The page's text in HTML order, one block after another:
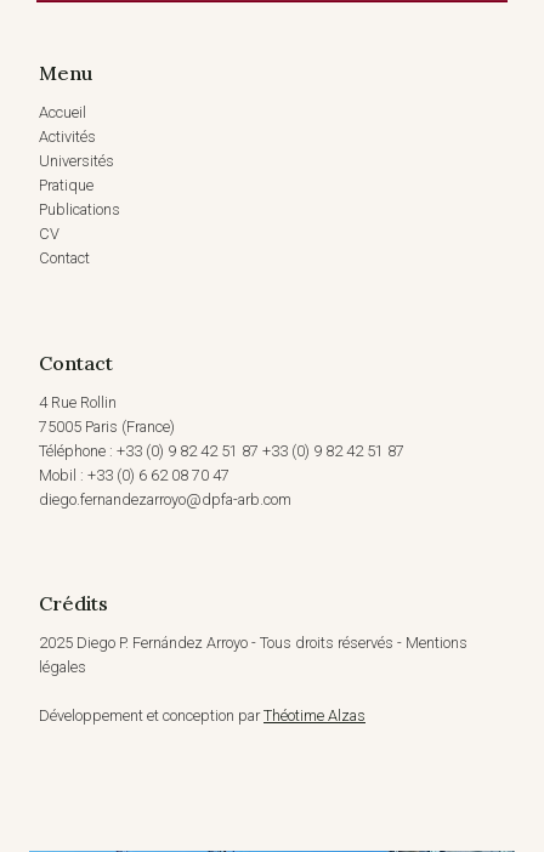
Menu
Accueil
Activités
Universités
Pratique
Publications
CV
Contact
Contact
4 Rue Rollin
75005 Paris (France)
Téléphone : +33 (0) 9 82 42 51 87 +33 (0) 9 82 42 51 87
Mobil : +33 (0) 6 62 08 70 47
diego.fernandezarroyo@dpfa-arb.com
Crédits
2025 Diego P. Fernández Arroyo - Tous droits réservés - Mentions
légales
Développement et conception parThéotime Alzas